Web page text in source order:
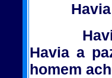
Havia
Havia o
Havia a
homem